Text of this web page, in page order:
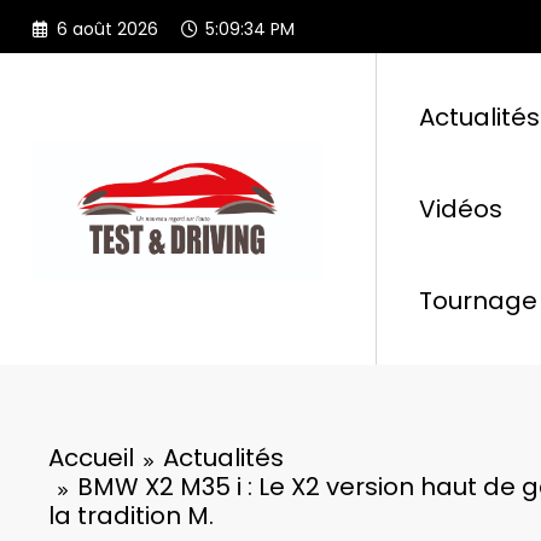
Aller
6 août 2026 5:09:35 PM
Actualités
Vidéos
Accueil
Actualités
BMW X2 M35 i : Le X2 version haut
la tradition M.